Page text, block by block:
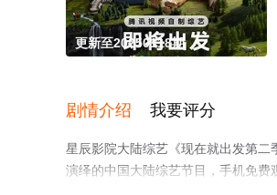
更新至20250118期
剧情介绍 我要评分
星辰影院大陆综艺《现在就出发第
演绎的中国大陆综艺节目，手机免